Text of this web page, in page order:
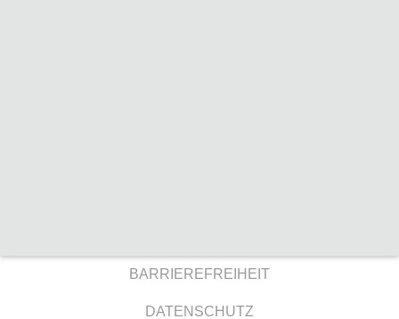
BARRIEREFREIHEIT
DATENSCHUTZ